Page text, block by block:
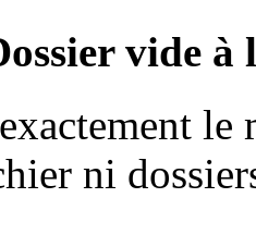
vide à
le
ni